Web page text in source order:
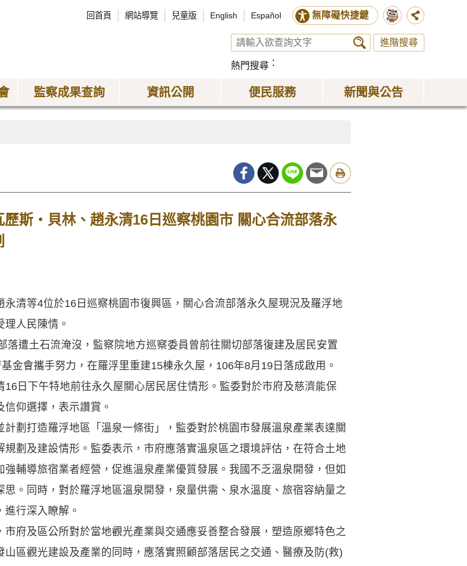
回首頁 網站導覽 兒童版 English Español 無障礙快捷鍵
進階搜尋
熱門搜尋
監察成果查詢 資訊公開 便民服務 新聞與公告
歷斯‧貝林、趙永清16日巡察桃園市 關心合流部落永
清等4位於16日巡察桃園市復興區，關心合流部落永久屋現況及羅浮地
人民陳情。
落遭土石流淹沒，監察院地方巡察委員曾前往關切部落復建及居民安置
金會攜手努力，在羅浮里重建15棟永久屋，106年8月19日落成啟用。
日下午特地前往永久屋關心居民居住情形。監委對於市府及慈濟能保
仰選擇，表示讚賞。
劃打造羅浮地區「溫泉一條街」，監委對於桃園市發展溫泉產業表達關
劃及建設情形。監委表示，市府應落實溫泉區之環境評估，在符合土地
輔導旅宿業者經營，促進溫泉產業優質發展。我國不乏溫泉開發，但如
。同時，對於羅浮地區溫泉開發，泉量供需、泉水溫度、旅宿容納量之
行深入瞭解。
府及區公所對於當地觀光產業與交通應妥善整合發展，塑造原鄉特色之
區觀光建設及產業的同時，應落實照顧部落居民之交通、醫療及防(救)